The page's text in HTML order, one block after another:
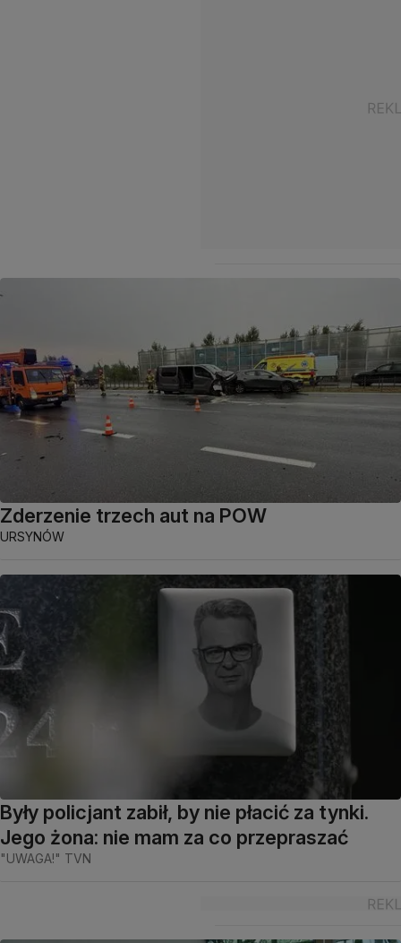
Zderzenie trzech aut na POW
URSYNÓW
Były policjant zabił, by nie płacić za tynki.
Jego żona: nie mam za co przepraszać
"UWAGA!" TVN